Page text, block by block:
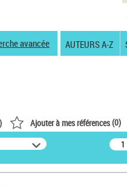
avancée AUTEURS A-Z
) Ajouter à mes références(0)